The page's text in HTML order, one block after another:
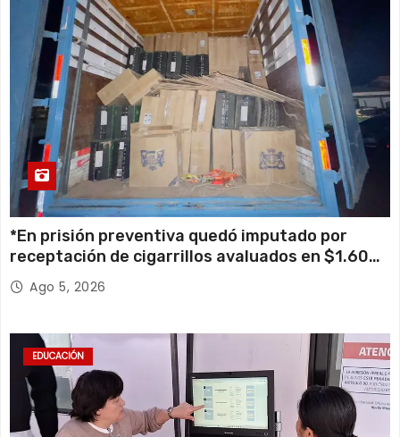
*En prisión preventiva quedó imputado por
receptación de cigarrillos avaluados en $1.600
millones*
Ago 5, 2026
EDUCACIÓN